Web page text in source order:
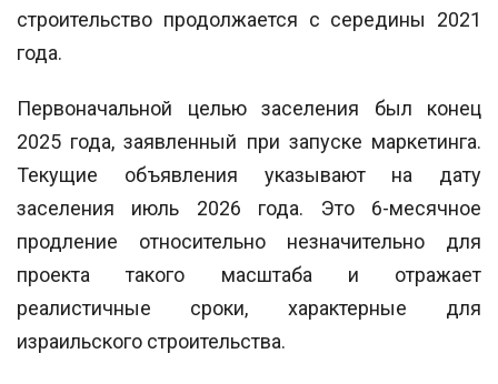
строительство продолжается с середины 2021
года.
Первоначальной целью заселения был конец
2025 года, заявленный при запуске маркетинга.
Текущие объявления указывают на дату
заселения июль 2026 года. Это 6-месячное
продление относительно незначительно для
проекта такого масштаба и отражает
реалистичные сроки, характерные для
израильского строительства.